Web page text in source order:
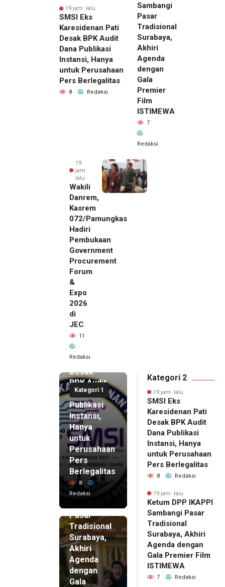
19 jam lalu
SMSI Eks
Karesidenan Pati
Desak BPK Audit
Dana Publikasi
Instansi, Hanya
untuk Perusahaan
Pers Berlegalitas
8 Redaksi
Sambangi
Pasar
Tradisional
Surabaya,
Akhiri
Agenda
dengan
Gala
Premier
Film
ISTIMEWA
7
Redaksi
19
jam
lalu
Wakili
Danrem,
Kasrem
072/Pamungkas
Hadiri
Pembukaan
Government
Procurement
Forum
&
Expo
2026
di
JEC
11
Redaksi
Kategori 1
19 jam lalu
SMSI Eks
Karesidenan
Pati
Desak
BPK Audit
Dana
Publikasi
Instansi,
Hanya
untuk
Perusahaan
Pers
Berlegalitas
8
Redaksi
19 jam lalu
Ketum
DPP
IKAPPI
Pasar
Tradisional
Surabaya,
Akhiri
Agenda
dengan
Gala
Kategori 2
19 jam lalu
SMSI Eks
Karesidenan Pati
Desak BPK Audit
Dana Publikasi
Instansi, Hanya
untuk Perusahaan
Pers Berlegalitas
8 Redaksi
19 jam lalu
Ketum DPP IKAPPI
Sambangi Pasar
Tradisional
Surabaya, Akhiri
Agenda dengan
Gala Premier Film
ISTIMEWA
7 Redaksi